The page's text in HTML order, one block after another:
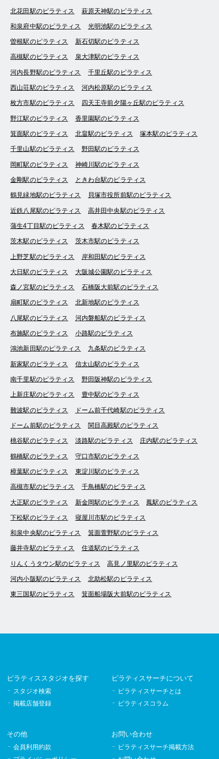
北花田駅のピラティス 萩原天神駅のピラティス
和泉府中駅のピラティス 光明池駅のピラティス
曽根駅のピラティス 新石切駅のピラティス
高槻駅のピラティス 泉大津駅のピラティス
河内長野駅のピラティス 千里丘駅のピラティス
西山荘駅のピラティス 河内松原駅のピラティス
枚方市駅のピラティス 四天王寺前夕陽ヶ丘駅のピラティス
野江駅のピラティス 香里園駅のピラティス
箕面駅のピラティス 北畠駅のピラティス 塚本駅のピラティス
千里山駅のピラティス 野田駅のピラティス
岡町駅のピラティス 神崎川駅のピラティス
金剛駅のピラティス ときわ台駅のピラティス
鶴見緑地駅のピラティス 貝塚市役所前駅のピラティス
近鉄八尾駅のピラティス 高井田中央駅のピラティス
蒲生4丁目駅のピラティス 春木駅のピラティス
茨木駅のピラティス 茨木市駅のピラティス
上野芝駅のピラティス 岸和田駅のピラティス
大日駅のピラティス 大阪城公園駅のピラティス
森ノ宮駅のピラティス 石橋阪大前駅のピラティス
扇町駅のピラティス 北新地駅のピラティス
八尾駅のピラティス 河内磐船駅のピラティス
布施駅のピラティス 小路駅のピラティス
鴻池新田駅のピラティス 九条駅のピラティス
新家駅のピラティス 信太山駅のピラティス
南千里駅のピラティス 野田阪神駅のピラティス
上新庄駅のピラティス 豊中駅のピラティス
難波駅のピラティス ドーム前千代崎駅のピラティス
ドーム前駅のピラティス 関目高殿駅のピラティス
桃谷駅のピラティス 淡路駅のピラティス 庄内駅のピラティス
鶴橋駅のピラティス 守口市駅のピラティス
樟葉駅のピラティス 東淀川駅のピラティス
高槻市駅のピラティス 千鳥橋駅のピラティス
大正駅のピラティス 新金岡駅のピラティス 鳳駅のピラティス
下松駅のピラティス 寝屋川市駅のピラティス
和泉中央駅のピラティス 箕面萱野駅のピラティス
藤井寺駅のピラティス 住道駅のピラティス
りんくうタウン駅のピラティス 高見ノ里駅のピラティス
河内小阪駅のピラティス 北助松駅のピラティス
東三国駅のピラティス 箕面船場阪大前駅のピラティス
ピラティススタジオを探す
スタジオ検索
掲載店舗登録
ピラティスサーチについて
ピラティスサーチとは
ピラティスコラム
その他
会員利用約款
お問い合わせ
ピラティスサーチ掲載方法